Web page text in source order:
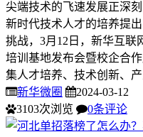
尖端技术的飞速发展正深
新时代技术人才的培养提
挑战，3月12日，新华互联
培训基地发布会暨校企合
集人才培养、技术创新、
新华微圈
2024-03-12
3103次浏览
0条评论